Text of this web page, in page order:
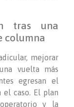
tras una
columna
mejorar
vuelta más
egresan el
caso. El plan
y la